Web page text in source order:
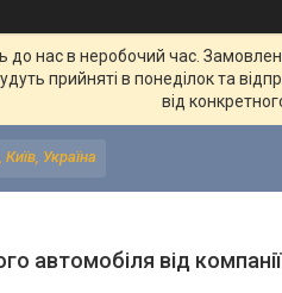
нас в неробочий час.
прийняті в понеділок та
від
Україна
автомобіля від компанії